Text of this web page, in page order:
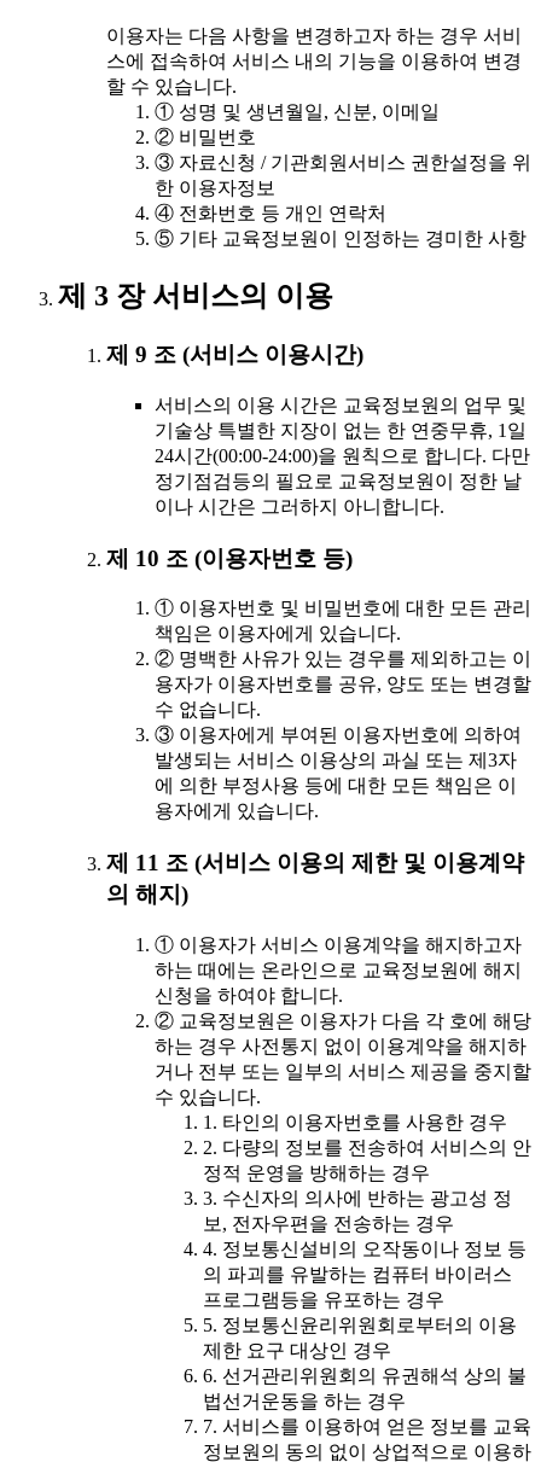
이용자는 다음 사항을 변경하고자 하는 경우 서비
스에 접속하여 서비스 내의 기능을 이용하여 변경
할 수 있습니다.
① 성명 및 생년월일, 신분, 이메일
② 비밀번호
③ 자료신청 / 기관회원서비스 권한설정을 위
한 이용자정보
④ 전화번호 등 개인 연락처
⑤ 기타 교육정보원이 인정하는 경미한 사항
제 3 장 서비스의 이용
제 9 조 (서비스 이용시간)
서비스의 이용 시간은 교육정보원의 업무 및
기술상 특별한 지장이 없는 한 연중무휴, 1일
24시간(00:00-24:00)을 원칙으로 합니다. 다만
정기점검등의 필요로 교육정보원이 정한 날
이나 시간은 그러하지 아니합니다.
제 10 조 (이용자번호 등)
① 이용자번호 및 비밀번호에 대한 모든 관리
책임은 이용자에게 있습니다.
② 명백한 사유가 있는 경우를 제외하고는 이
용자가 이용자번호를 공유, 양도 또는 변경할
수 없습니다.
③ 이용자에게 부여된 이용자번호에 의하여
발생되는 서비스 이용상의 과실 또는 제3자
에 의한 부정사용 등에 대한 모든 책임은 이
용자에게 있습니다.
제 11 조 (서비스 이용의 제한 및 이용계약
의 해지)
① 이용자가 서비스 이용계약을 해지하고자
하는 때에는 온라인으로 교육정보원에 해지
신청을 하여야 합니다.
② 교육정보원은 이용자가 다음 각 호에 해당
하는 경우 사전통지 없이 이용계약을 해지하
거나 전부 또는 일부의 서비스 제공을 중지할
수 있습니다.
1. 타인의 이용자번호를 사용한 경우
2. 다량의 정보를 전송하여 서비스의 안
정적 운영을 방해하는 경우
3. 수신자의 의사에 반하는 광고성 정
보, 전자우편을 전송하는 경우
4. 정보통신설비의 오작동이나 정보 등
의 파괴를 유발하는 컴퓨터 바이러스
프로그램등을 유포하는 경우
5. 정보통신윤리위원회로부터의 이용
제한 요구 대상인 경우
6. 선거관리위원회의 유권해석 상의 불
법선거운동을 하는 경우
7. 서비스를 이용하여 얻은 정보를 교육
정보원의 동의 없이 상업적으로 이용하